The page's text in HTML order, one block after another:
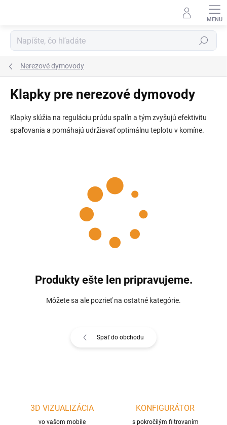
Hľadať
Nerezové dymovody
Klapky pre nerezové dymovody
Klapky slúžia na reguláciu prúdu spalín a tým zvyšujú efektivitu
spaľovania a pomáhajú udržiavať optimálnu teplotu v komíne.
Produkty ešte len pripravujeme.
Môžete sa ale pozrieť na ostatné kategórie.
Späť do obchodu
3D VIZUALIZÁCIA
vo vašom mobile
KONFIGURÁTOR
s pokročilým filtrovaním